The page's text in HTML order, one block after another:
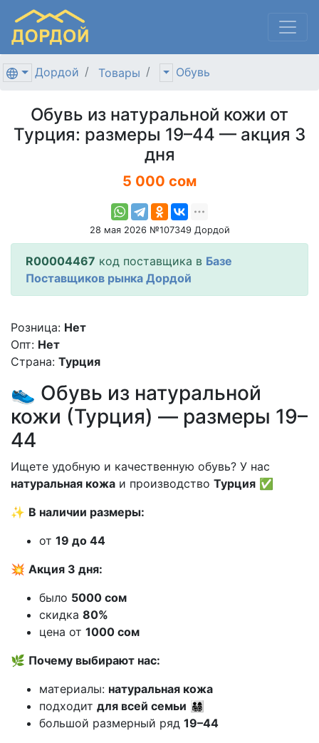
Дордой Товары Обувь
Обувь из натуральной кожи от
Турция: размеры 19–44 — акция 3
дня
5 000 сом
28 мая 2026 №107349 Дордой
R00004467 код поставщика в Базе
Поставщиков рынка Дордой
Розница: Нет
Опт: Нет
Страна: Турция
👟 Обувь из натуральной
кожи (Турция) — размеры 19–
44
Ищете удобную и качественную обувь? У нас
натуральная кожа и производство Турция ✅
✨ В наличии размеры:
от 19 до 44
💥 Акция 3 дня:
было 5000 сом
скидка 80%
цена от 1000 сом
🌿 Почему выбирают нас:
материалы: натуральная кожа
подходит для всей семьи 👨‍👩‍👧‍👦
большой размерный ряд 19–44